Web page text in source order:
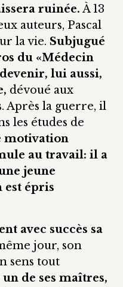
ruinée. À 13
auteurs, Pascal
la vie. Subjugué
du «Médecin
lui aussi,
dévoué aux
Après la guerre, il
les études de
motivation
au travail: il a
jeune
est épris
avec succès sa
jour, son
sens tout
un de ses maîtres,